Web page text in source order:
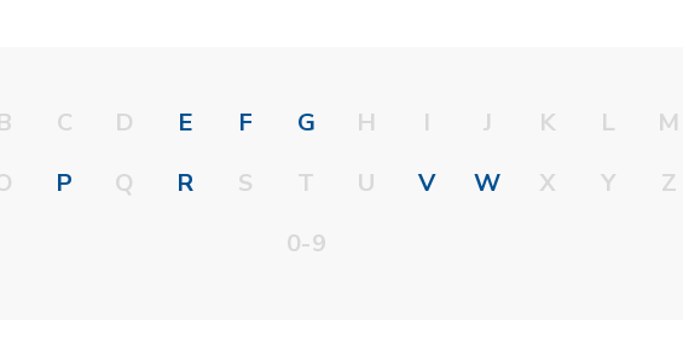
C D E F G H I J K L
M
P Q R S T U V W X Y
Z
0-9